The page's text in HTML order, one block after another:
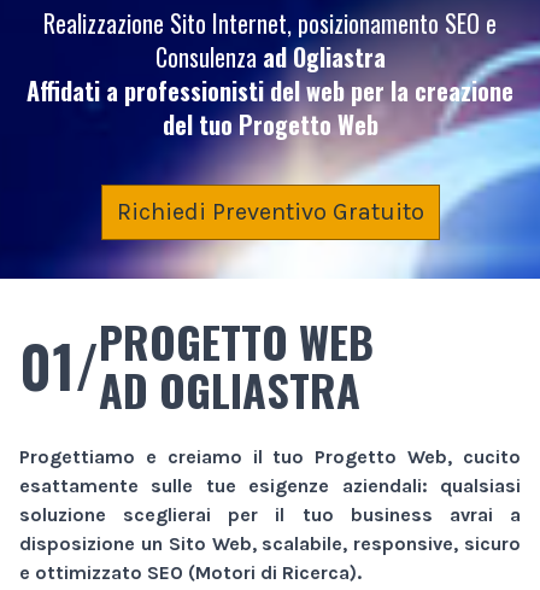
Realizzazione Sito Internet, posizionamento SEO e
Consulenza ad Ogliastra
Affidati a professionisti del web per la creazione
del tuoProgetto Web
Richiedi Preventivo Gratuito
01/PROGETTO WEB
AD OGLIASTRA
Progettiamo e creiamo il tuo Progetto Web, cucito
esattamente sulle tue esigenze aziendali: qualsiasi
soluzione sceglierai per il tuo business avrai a
disposizione un Sito Web, scalabile, responsive, sicuro
e ottimizzato SEO (Motori di Ricerca).